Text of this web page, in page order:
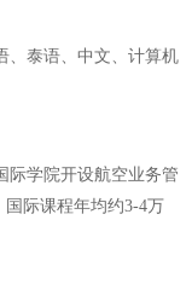
、泰语、中文、计算机
际学院开设航空业务管
际课程年均约3-4万